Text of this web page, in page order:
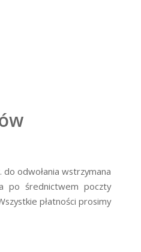
odwołania wstrzymana
po średnictwem poczty
płatności prosimy